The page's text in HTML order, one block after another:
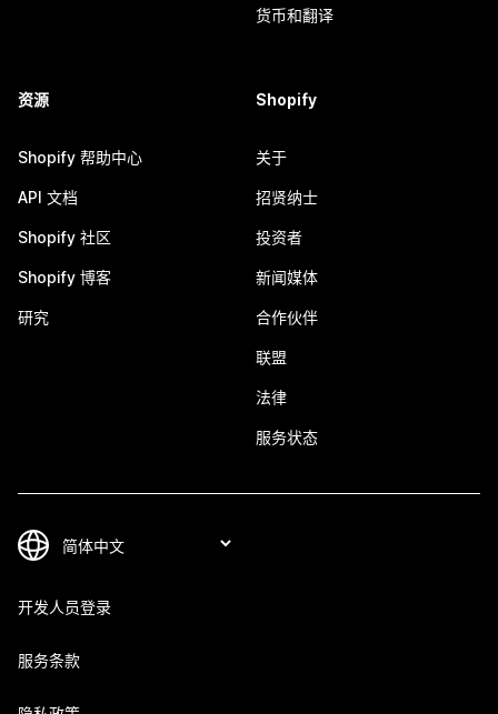
货币和翻译
资源
Shopify 帮助中心
API 文档
Shopify 社区
Shopify 博客
研究
Shopify
关于
招贤纳士
投资者
新闻媒体
合作伙伴
联盟
法律
服务状态
开发人员登录
服务条款